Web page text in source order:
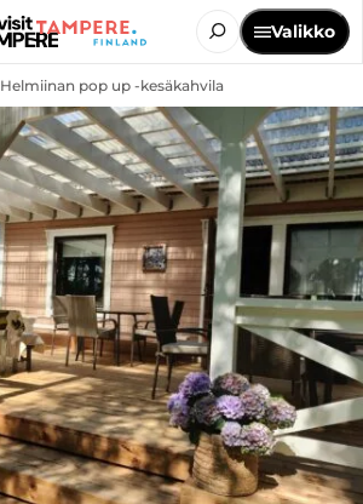
Valikko
Helmiinan pop up -kesäkahvila